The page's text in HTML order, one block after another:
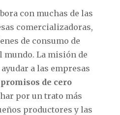
con muchas de las
comercializadoras,
de consumo de
mundo. La misión de
a las empresas
de cero
por un trato más
productores y las